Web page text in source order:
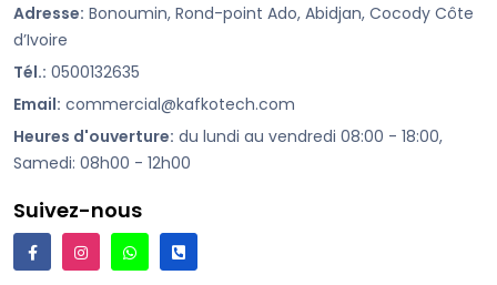
Adresse: Bonoumin, Rond-point Ado, Abidjan, Cocody Côte
d’Ivoire
Tél.: 0500132635
Email: commercial@kafkotech.com
Heures d'ouverture: du lundi au vendredi 08:00 - 18:00,
Samedi: 08h00 - 12h00
Suivez-nous